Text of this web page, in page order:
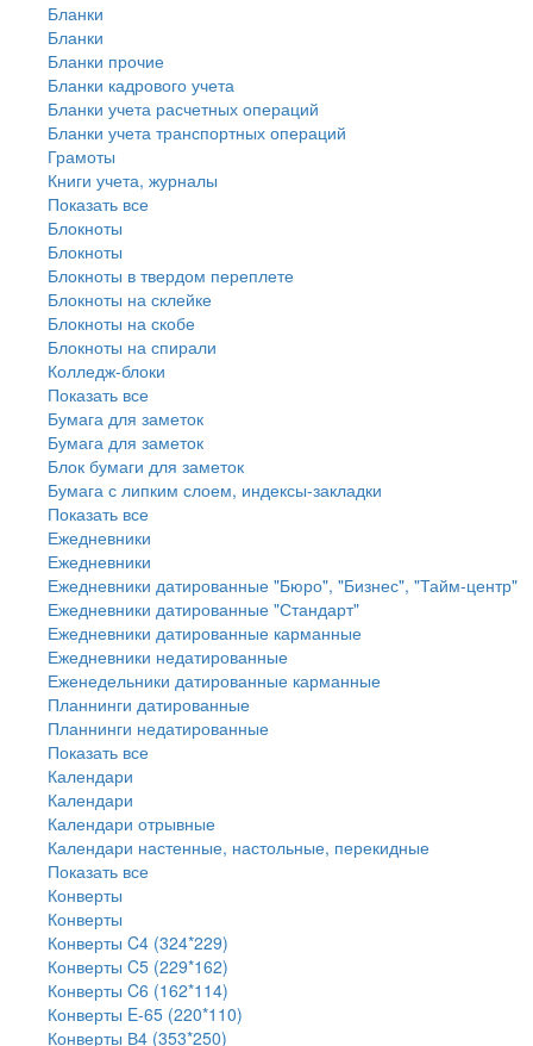
Бланки
Бланки
Бланки прочие
Бланки кадрового учета
Бланки учета расчетных операций
Бланки учета транспортных операций
Грамоты
Книги учета, журналы
Показать все
Блокноты
Блокноты
Блокноты в твердом переплете
Блокноты на склейке
Блокноты на скобе
Блокноты на спирали
Колледж-блоки
Показать все
Бумага для заметок
Бумага для заметок
Блок бумаги для заметок
Бумага с липким слоем, индексы-закладки
Показать все
Ежедневники
Ежедневники
Ежедневники датированные "Бюро", "Бизнес", "Тайм-центр"
Ежедневники датированные "Стандарт"
Ежедневники датированные карманные
Ежедневники недатированные
Еженедельники датированные карманные
Планнинги датированные
Планнинги недатированные
Показать все
Календари
Календари
Календари отрывные
Календари настенные, настольные, перекидные
Показать все
Конверты
Конверты
Конверты C4 (324*229)
Конверты C5 (229*162)
Конверты C6 (162*114)
Конверты E-65 (220*110)
Конверты В4 (353*250)